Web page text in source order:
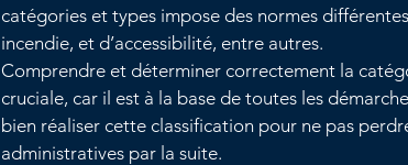
catégories et types impose des normes
incendie, et d’accessibilité, entre autres.
Comprendre et déterminer correctement la
cruciale, car il est à la base de toutes les
bien réaliser cette classification pour ne pas
administratives par la suite.